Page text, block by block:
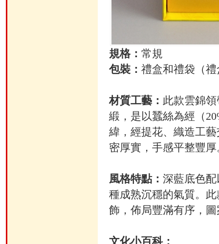
規格： 常規
包裝： 禮盒和禮袋（禮
材質工藝： 此款雲錦
緞，是以蠶絲為經（
緯，經提花、織造工
密厚實，手感平整豐厚
風格特點： 深藍底色
種成熟沉穩的氣質。
飾，佈局豐滿有序，
文化小百科：